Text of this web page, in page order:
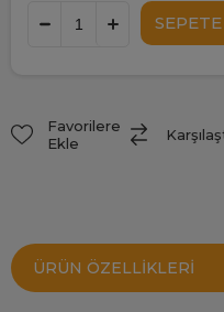
Favorilere
Ekle
ÜRÜN ÖZELLIKLERI